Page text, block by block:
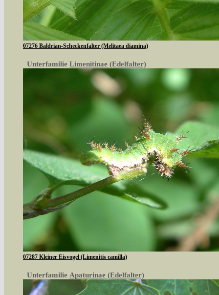
07276 Baldrian-Scheckenfalter (Melitaea diamina)
Unterfamilie Limenitinae (Edelfalter)
07287 Kleiner Eisvogel (Limenitis camilla)
Unterfamilie Apaturinae (Edelfalter)